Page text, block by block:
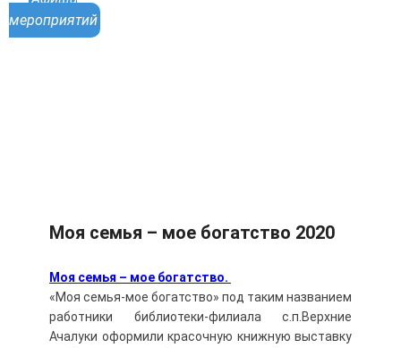
мероприятий
Моя семья – мое богатство 2020
Моя семья – мое богатство.
«Моя семья-мое богатство» под таким названием
работники библиотеки-филиала с.п.Верхние
Ачалуки оформили красочную книжную выставку